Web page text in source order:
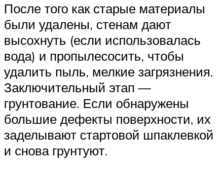
После того как старые материалы
были удалены, стенам дают
высохнуть (если использовалась
вода) и пропылесосить, чтобы
удалить пыль, мелкие загрязнения.
Заключительный этап —
грунтование. Если обнаружены
большие дефекты поверхности, их
заделывают стартовой шпаклевкой
и снова грунтуют.